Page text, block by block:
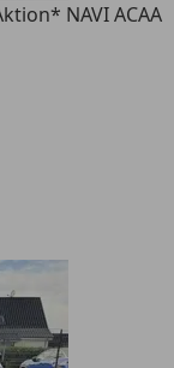
NAVI ACAA